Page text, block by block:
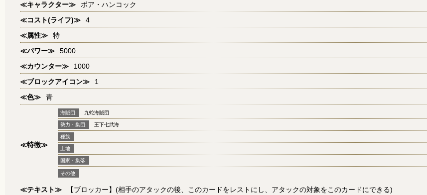
≪キャラクター≫
ボア・ハンコック
≪コスト(ライフ)≫
4
≪属性≫
特
≪パワー≫
5000
≪カウンター≫
1000
≪ブロックアイコン≫
1
≪色≫
青
≪特徴≫
海賊団: 九蛇海賊団
勢力・集団: 王下七武海
種族:
土地:
国家・集落:
その他:
≪テキスト≫
【ブロッカー】(相手のアタックの後、このカードをレストにし、アタックの対象をこのカードにできる)